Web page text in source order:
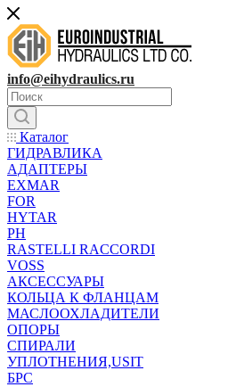
info@eihydraulics.ru
Каталог
ГИДРАВЛИКА
АДАПТЕРЫ
EXMAR
FOR
HYTAR
PH
RASTELLI RACCORDI
VOSS
АКСЕССУАРЫ
КОЛЬЦА К ФЛАНЦАМ
МАСЛООХЛАДИТЕЛИ
ОПОРЫ
СПИРАЛИ
УПЛОТНЕНИЯ,USIT
БРС